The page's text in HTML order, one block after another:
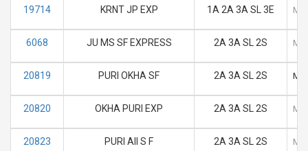
19714 KRNT JP EXP 1A 2A 3A SL 3E M
6068 JU MS SF EXPRESS 2A 3A SL 2S M
20819 PURI OKHA SF 2A 3A SL 2S M
20820 OKHA PURI EXP 2A 3A SL 2S M
20823 PURI AII S F 2A 3A SL 2S M